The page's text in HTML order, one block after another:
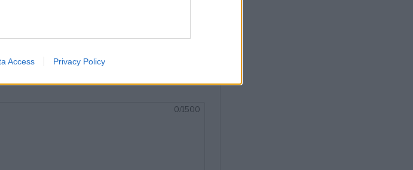
Access Privacy Policy
utgivningsbeviset för www.dagensvimmerby.se.